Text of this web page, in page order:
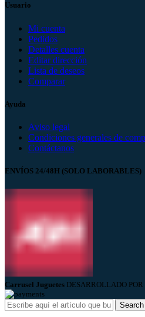
Usuario
Mi cuenta
Pedidos
Detalles cuenta
Editar dirección
Lista de deseos
Comparar
Ayuda
Aviso legal
Condiciones generales de
Contáctanos
ENVÍOS 24/48H (SOLO LABORABLES)
Carrusel Juguetes DESARROLLADO POR
Search